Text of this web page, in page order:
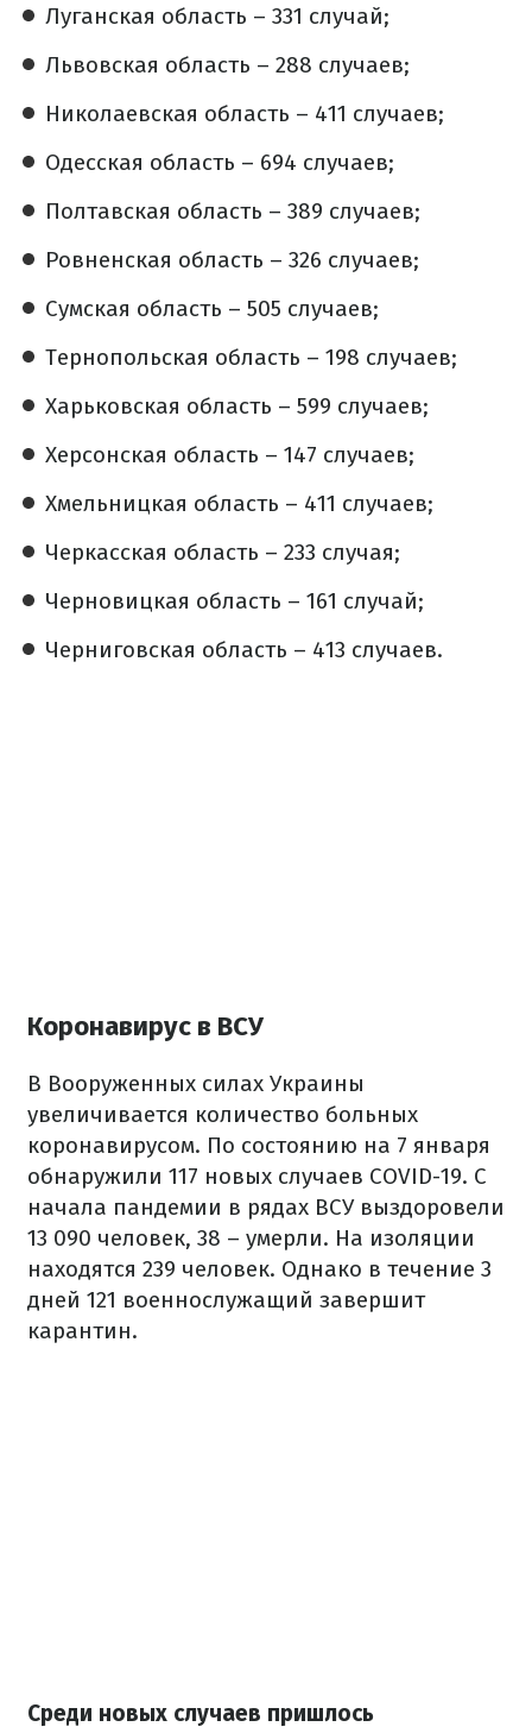
Луганская область – 331 случай;
Львовская область – 288 случаев;
Николаевская область – 411 случаев;
Одесская область – 694 случаев;
Полтавская область – 389 случаев;
Ровненская область – 326 случаев;
Сумская область – 505 случаев;
Тернопольская область – 198 случаев;
Харьковская область – 599 случаев;
Херсонская область – 147 случаев;
Хмельницкая область – 411 случаев;
Черкасская область – 233 случая;
Черновицкая область – 161 случай;
Черниговская область – 413 случаев.
Коронавирус в ВСУ
В Вооруженных силах Украины
увеличивается количество больных
коронавирусом. По состоянию на 7 января
обнаружили 117 новых случаев COVID-19. С
начала пандемии в рядах ВСУ выздоровели
13 090 человек, 38 – умерли. На изоляции
находятся 239 человек. Однако в течение 3
дней 121 военнослужащий завершит
карантин.
Среди новых случаев пришлось